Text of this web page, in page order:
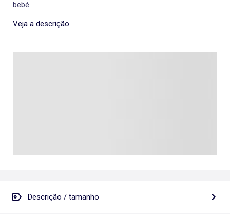
bebé.
Veja a descrição
Descrição / tamanho